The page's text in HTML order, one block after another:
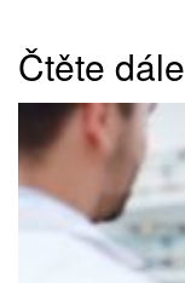
Čtěte dále